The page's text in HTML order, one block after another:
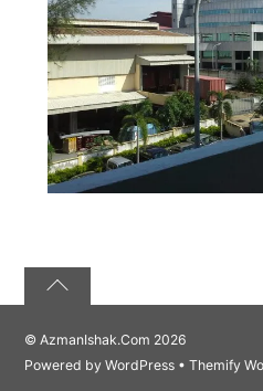
©AzmanIshak.Com 2026
Powered byWordPress •Themify